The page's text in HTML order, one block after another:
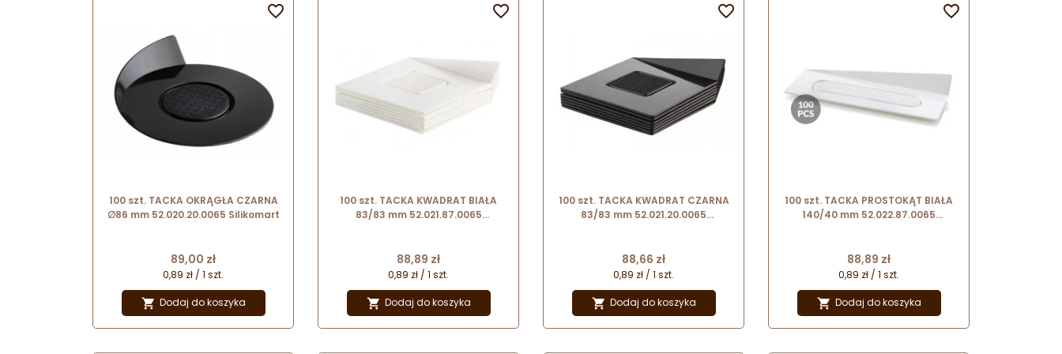
100 szt. TACKA OKRĄGŁA CZARNA
∅86 mm 52.020.20.0065 Silikomart
Cena
89,00 zł
0,89 zł / 1 szt.
 Dodaj do koszyka

100 szt. TACKA KWADRAT BIAŁA
83/83 mm 52.021.87.0065
Cena
88,89 zł
0,89 zł / 1 szt.
 Dodaj do koszyka

100 szt. TACKA KWADRAT CZARNA
83/83 mm 52.021.20.0065
Cena
88,66 zł
0,89 zł / 1 szt.
 Dodaj do koszyka

100 szt. TACKA PROSTOKĄT BIAŁA
140/40 mm 52.022.87.0065
Cena
88,89 zł
0,89 zł / 1 szt.
 Dodaj do koszyka
